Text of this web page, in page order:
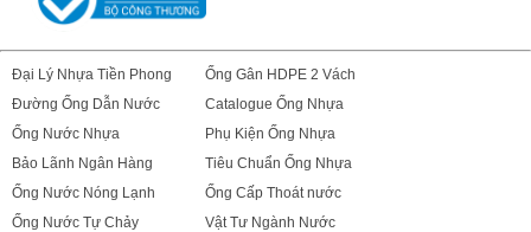
Đại Lý Nhựa Tiền Phong
Ống Gân HDPE 2 Vách
Đường Ống Dẫn Nước
Catalogue Ống Nhựa
Ống Nước Nhựa
Phụ Kiện Ống Nhựa
Bảo Lãnh Ngân Hàng
Tiêu Chuẩn Ống Nhựa
Ống Nước Nóng Lạnh
Ống Cấp Thoát nước
Ống Nước Tự Chảy
Vật Tư Ngành Nước